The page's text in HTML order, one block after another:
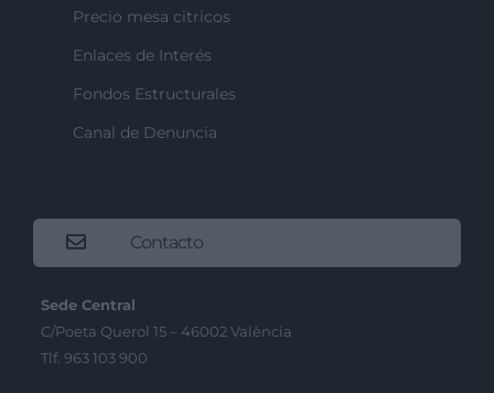
Precio mesa citricos
Enlaces de Interés
Fondos Estructurales
Canal de Denuncia
Contacto
Sede Central
C/Poeta Querol 15 – 46002 València
Tlf. 963 103 900